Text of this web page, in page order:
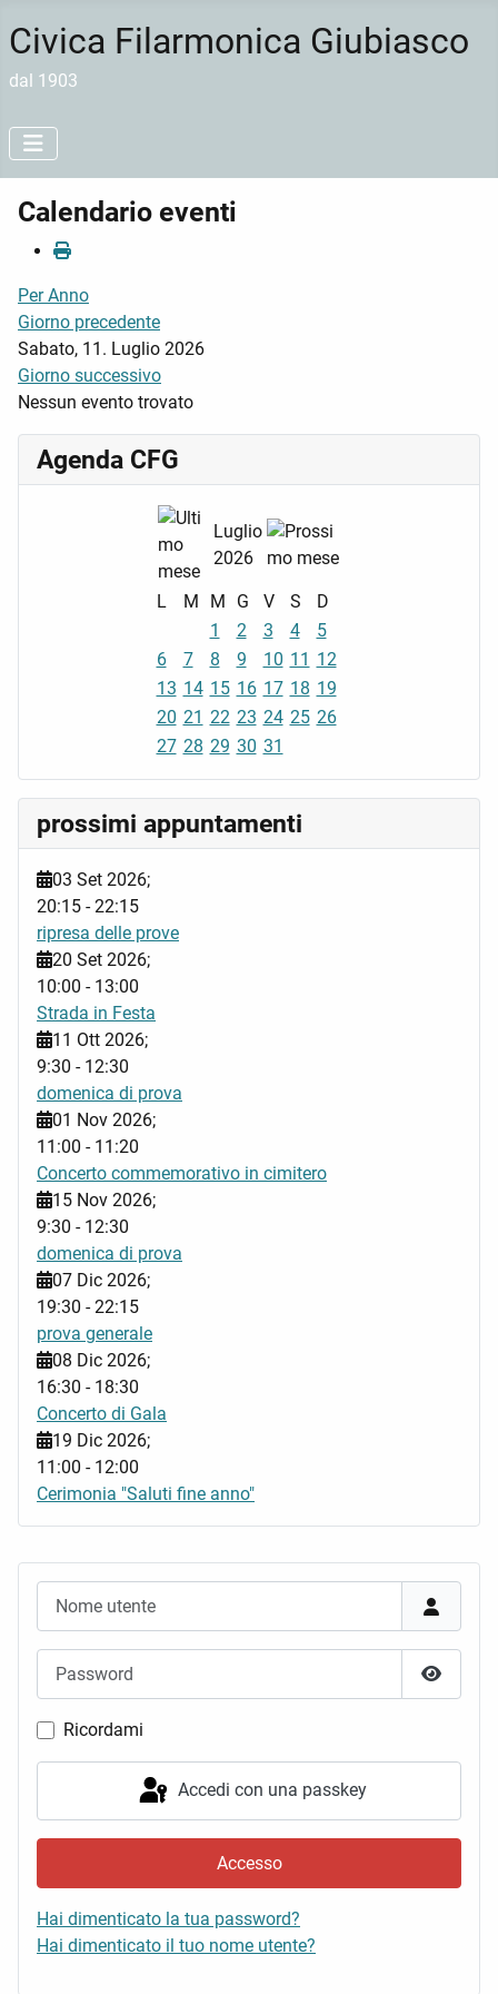
Civica Filarmonica Giubiasco
dal 1903
Mostra
Ricordami
Accedi con una passkey
Accesso
Hai dimenticato la tua password?
Hai dimenticato il tuo nome utente?
Calendario eventi
Per Anno
Giorno precedente
Sabato, 11. Luglio 2026
Giorno successivo
Nessun evento trovato
Agenda CFG
Luglio
2026
L M M G V S
D
1
2 3 4
5
6
7 8 9 10 11 12
13 14 15 16 17 18 19
20 21 22 23 24 25 26
27 28 29 30 31
prossimi appuntamenti
03 Set 2026;
20:15 -22:15
ripresa delle prove
20 Set 2026;
10:00 - 13:00
Strada in Festa
11 Ott 2026;
9:30 - 12:30
domenica di prova
01 Nov 2026;
11:00 - 11:20
Concerto commemorativo in cimitero
15 Nov 2026;
9:30 - 12:30
domenica di prova
07 Dic 2026;
19:30 -22:15
prova generale
08 Dic 2026;
16:30 - 18:30
Concerto di Gala
19 Dic 2026;
11:00 - 12:00
Cerimonia "Saluti fine anno"